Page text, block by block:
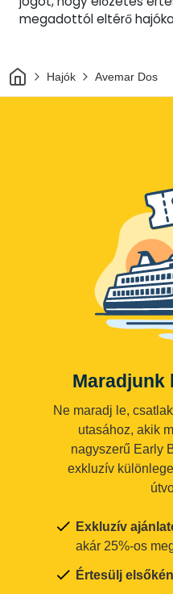
megadottól eltérő
OtthonHajók Avemar Dos
Maradjunk
Ne maradj le,
utasához, akik
nagyszerű Early
exkluzív
Exkluzív
akár 25%-os
Értesülj